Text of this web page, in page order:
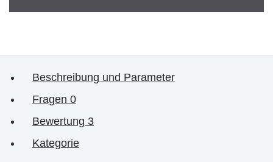
Beschreibung und Parameter
Fragen 0
Bewertung 3
Kategorie